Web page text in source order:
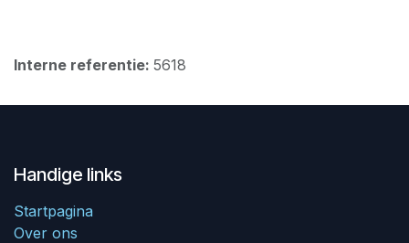
Interne referentie: 5618
Handige links
Startpagina
Over ons